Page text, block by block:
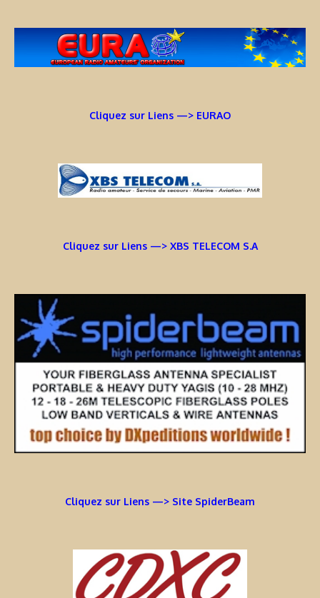
Cliquez sur Liens —> EURAO
Cliquez sur Liens —> XBS TELECOM S.A
Cliquez sur Liens —> Site SpiderBeam